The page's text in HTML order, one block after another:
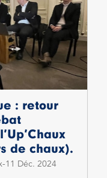
: retour
de chaux).
11 Déc. 2024